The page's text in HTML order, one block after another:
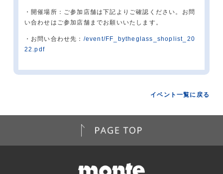
・ 開催場所：ご参加店舗は下記よりご確認ください。お問
い合わせはご参加店舗までお願いいたします。
・ お問い合わせ先： /event/FF_bytheglass_shoplist_20
22.pdf
イベント一覧に戻る